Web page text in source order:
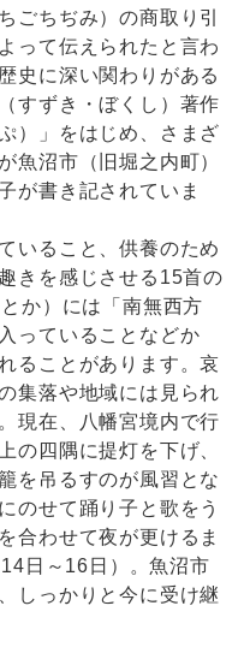
ごちぢみ）の商取り引
って伝えられたと言わ
史に深い関わりがある
（すずき・ぼくし）著作
）」をはじめ、さまざ
魚沼市（旧堀之内町）
が書き記されていま
いること、供養のため
きを感じさせる15首の
か）には「南無西方
っていることなどか
ることがあります。哀
集落や地域には見られ
現在、八幡宮境内で行
の四隅に提灯を下げ、
を吊るすのが風習とな
のせて踊り子と歌をう
合わせて夜が更けるま
日～16日）。魚沼市
しっかりと今に受け継